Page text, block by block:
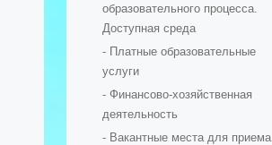
образовательного процесса.
Доступная среда
- Платные образовательные
услуги
- Финансово-хозяйственная
деятельность
- Вакантные места для приема